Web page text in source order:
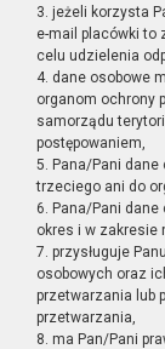
3. jeżeli korzysta
e-mail placówki to
celu udzielenia
4. dane osobowe
organom ochrony
samorządu
postępowaniem,
5. Pana/Pani dane
trzeciego ani do
6. Pana/Pani dane
okres i w zakresie
7. przysługuje
osobowych oraz
przetwarzania lub
przetwarzania,
8. ma Pan/Pani